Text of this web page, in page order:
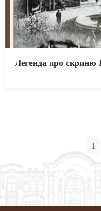
Легенда про скриню
1